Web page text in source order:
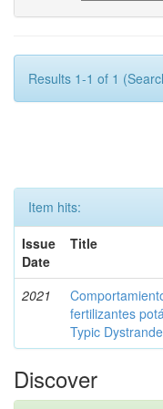
Results 1-1 of 1
Item hits:
Issue
Date
Title
2021
fertilizantes
Typic
Discover